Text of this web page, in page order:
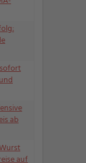
ab
auf